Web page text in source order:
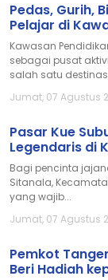
Pedas, Gurih,
Pelajar di
Kawasan
sebagai pusat
salah satu
Jumat, 07 Agustus
Pasar Kue
Legendaris di
Bagi pencinta
Sitanala,
yang wajib...
Jumat, 07 Agustus
Pemkot
Beri Hadiah